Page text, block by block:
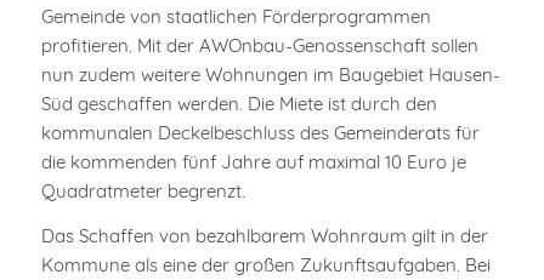
Gemeinde von staatlichen Förderprogrammen
profitieren. Mit der AWOnbau-Genossenschaft sollen
nun zudem weitere Wohnungen im Baugebiet Hausen-
Süd geschaffen werden. Die Miete ist durch den
kommunalen Deckelbeschluss des Gemeinderats für
die kommenden fünf Jahre auf maximal 10 Euro je
Quadratmeter begrenzt.
Das Schaffen von bezahlbarem Wohnraum gilt in der
Kommune als eine der großen Zukunftsaufgaben. Bei